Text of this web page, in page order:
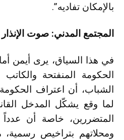
بالإمكان تفاديه”.
المجتمع المدني: صوت
في هذا السياق، يرى أيمن
الحكومة المنفتحة
الشباب، أن اعتراف الحكومة
لما وقع يشكّل المدخل
المتضررين، خاصة أن
ومحلاتهم بتراخيص